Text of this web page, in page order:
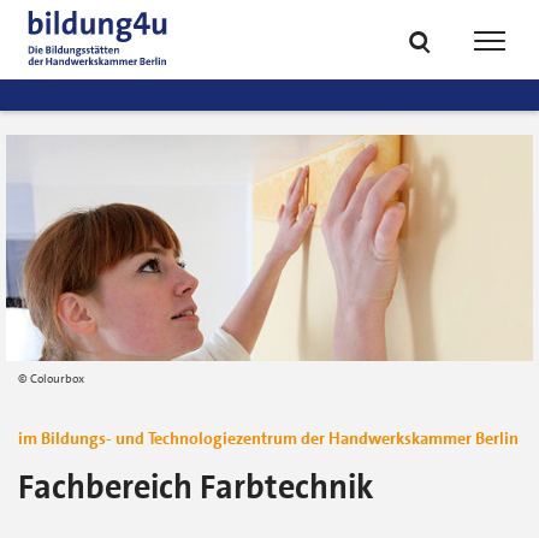
zum
Inhalt
springen
Fußzeile
springen
Suche
Colourbox
im Bildungs- und Technologiezentrum der Handwerkskammer Berlin
Fachbereich Farbtechnik